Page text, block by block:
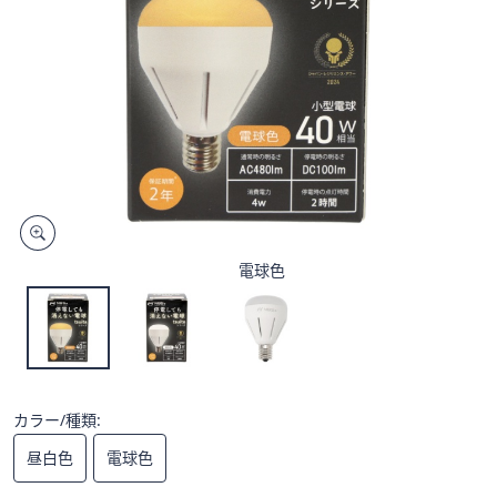
ス
左
ス
イ
プ
電球色
カラー/種類:
昼白色
電球色